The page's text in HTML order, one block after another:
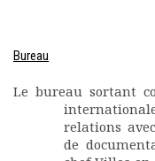
Bureau
Le bureau sortant
relations avec
de